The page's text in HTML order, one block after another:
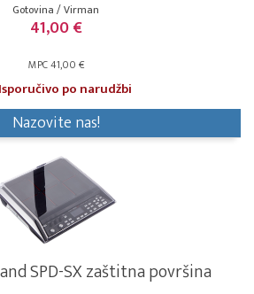
Gotovina / Virman
41,00 €
MPC 41,00 €
Isporučivo po narudžbi
Nazovite nas!
SPD-SX zaštitna površina